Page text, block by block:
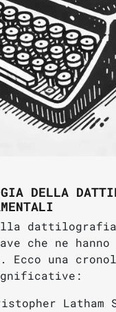
DELLA
dattilografia
che ne hanno
Ecco una
Latham